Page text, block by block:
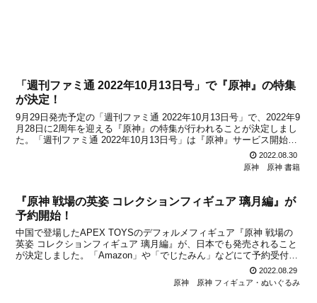
「週刊ファミ通 2022年10月13日号」で『原神』の特集
が決定！
9月29日発売予定の「週刊ファミ通 2022年10月13日号」で、2022年9
月28日に2周年を迎える『原神』の特集が行われることが決定しまし
た。「週刊ファミ通 2022年10月13日号」は『原神』サービス開始2
周年記念特集号となり、『原神』が表紙で、付録もついてくるとのこ
2022.08.30
原神
原神 書籍
『原神 戦場の英姿 コレクションフィギュア 璃月編』が
予約開始！
中国で登場したAPEX TOYSのデフォルメフィギュア『原神 戦場の
英姿 コレクションフィギュア 璃月編』が、日本でも発売されること
が決定しました。「Amazon」や「でじたみん」などにて予約受付も
始まっているので、下記から詳細をチェックしてみてください。詳細
2022.08.29
原神
原神 フィギュア・ぬいぐるみ